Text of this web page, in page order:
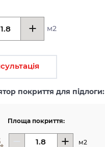
м2
покриття для підлоги:
Площа покриття:
м2